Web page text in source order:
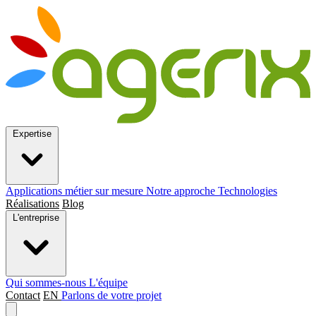
Applications métier sur mesure Notre approche Technologies
Réalisations Blog
Qui sommes-nous L'équipe
Contact EN Parlons de votre projet